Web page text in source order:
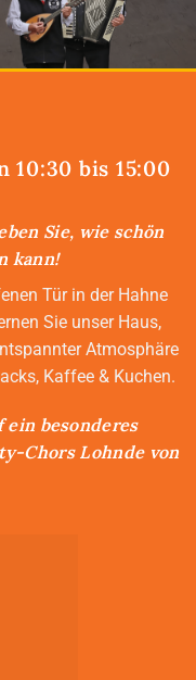
10:30 bis 15:00
Sie, wie schön
kann!
Tür in der Hahne
Sie unser Haus,
Atmosphäre
Kaffee & Kuchen.
ein besonderes
Chors Lohnde von